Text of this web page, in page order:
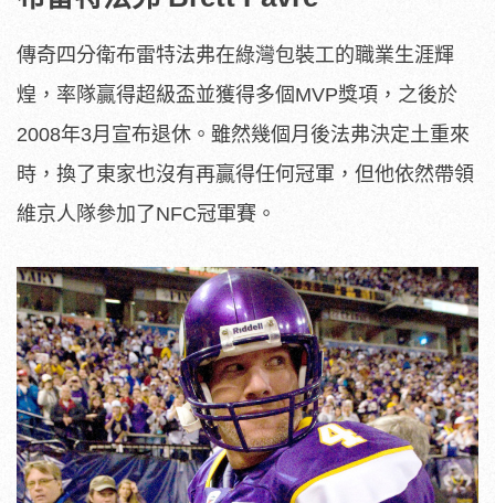
傳奇四分衛布雷特法弗在綠灣包裝工的職業生涯輝
煌，率隊贏得超級盃並獲得多個MVP獎項，之後於
2008年3月宣布退休。雖然幾個月後法弗決定土重來
時，換了東家也沒有再贏得任何冠軍，但他依然帶領
維京人隊參加了NFC冠軍賽。